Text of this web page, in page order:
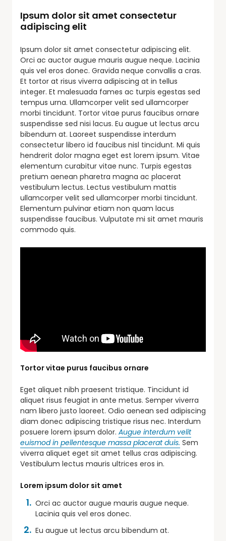
Ipsum dolor sit amet consectetur
adipiscing elit
Ipsum dolor sit amet consectetur adipiscing elit.
Orci ac auctor augue mauris augue neque. Lacinia
quis vel eros donec. Gravida neque convallis a cras.
Et tortor at risus viverra adipiscing at in tellus
integer. Et malesuada fames ac turpis egestas sed
tempus urna. Ullamcorper velit sed ullamcorper
morbi tincidunt. Tortor vitae purus faucibus ornare
suspendisse sed nisi lacus. Eu augue ut lectus arcu
bibendum at. Laoreet suspendisse interdum
consectetur libero id faucibus nisl tincidunt. Mi quis
hendrerit dolor magna eget est lorem ipsum. Vitae
elementum curabitur vitae nunc. Turpis egestas
pretium aenean pharetra magna ac placerat
vestibulum lectus. Lectus vestibulum mattis
ullamcorper velit sed ullamcorper morbi tincidunt.
Elementum pulvinar etiam non quam lacus
suspendisse faucibus. Vulputate mi sit amet mauris
commodo quis.
Tortor vitae purus faucibus ornare
Eget aliquet nibh praesent tristique. Tincidunt id
aliquet risus feugiat in ante metus. Semper viverra
nam libero justo laoreet. Odio aenean sed adipiscing
diam donec adipiscing tristique risus nec. Interdum
posuere lorem ipsum dolor. Augue interdum velit
euismod in pellentesque massa placerat duis. Sem
viverra aliquet eget sit amet tellus cras adipiscing.
Vestibulum lectus mauris ultrices eros in.
Lorem ipsum dolor sit amet
Orci ac auctor augue mauris augue neque.
Lacinia quis vel eros donec.
Eu augue ut lectus arcu bibendum at.